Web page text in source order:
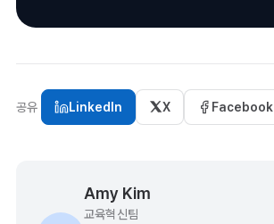
공유 LinkedIn X Facebook
Amy Kim
교육혁신팀